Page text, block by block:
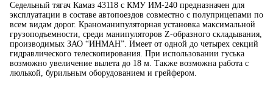
Седельный тягач Камаз 43118 с КМУ ИМ-240 предназначен для
эксплуатации в составе автопоездов совместно с полуприцепами по
всем видам дорог. Краноманипуляторная установка максимальной
грузоподъемности, среди манипуляторов Z-образного складывания,
производимых ЗАО “ИНМАН”. Имеет от одной до четырех секций
гидравлического телескопирования. При использовании гуська
возможно увеличение вылета до 18 м. Также возможна работа с
люлькой, бурильным оборудованием и грейфером.